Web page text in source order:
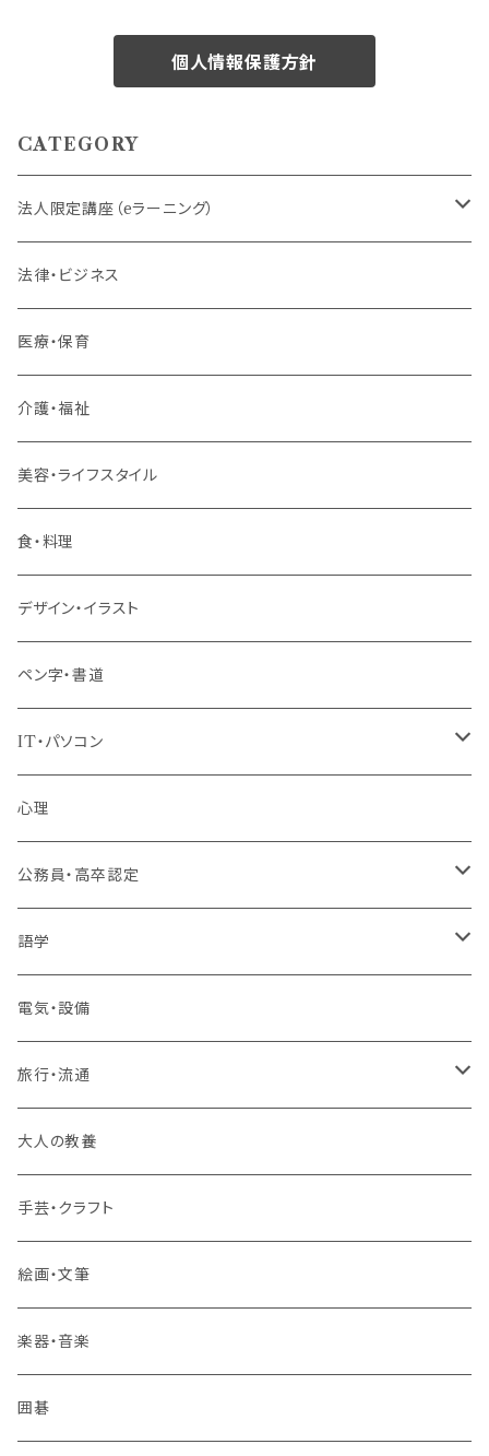
個人情報保護方針
CATEGORY
法人限定講座（eラーニング）
内定者・新入社員
若手社員・中堅社員
リーダー（主任・係長）
管理職
階層共通
パッケージプラン
法律・ビジネス
医療・保育
介護・福祉
美容・ライフスタイル
食・料理
デザイン・イラスト
ペン字・書道
IT・パソコン
MOS（ﾏｲｸﾛｿﾌﾄｵﾌｨｽｽﾍﾟｼｬﾘｽﾄ）講座
プログラミング・Web制作入門講座
1コース受講
2コースまとめて受講
その他 IT・パソコン
心理
公務員・高卒認定
高卒認定講座
大卒公務員受験対策講座
語学
TOEIC®L&Rテスト対策講座
その他 語学
電気・設備
旅行・流通
旅行業務取扱管理者講座
その他 旅行・流通
大人の教養
手芸・クラフト
絵画・文筆
楽器・音楽
囲碁